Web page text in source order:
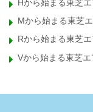
Hから始まる東芝
Mから始まる東芝
Rから始まる東芝
Vから始まる東芝